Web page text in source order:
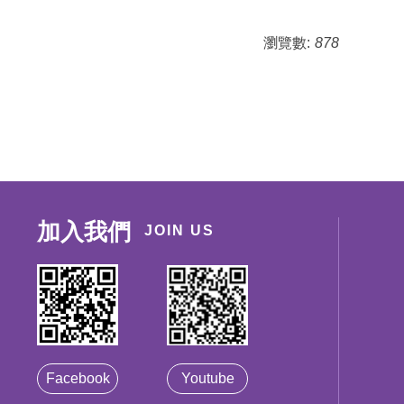
瀏覽數: 878
加入我們 JOIN US
Facebook Youtube